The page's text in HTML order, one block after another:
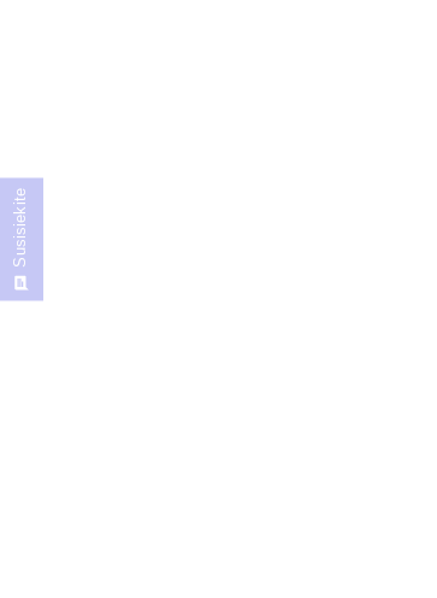
Susisiekite